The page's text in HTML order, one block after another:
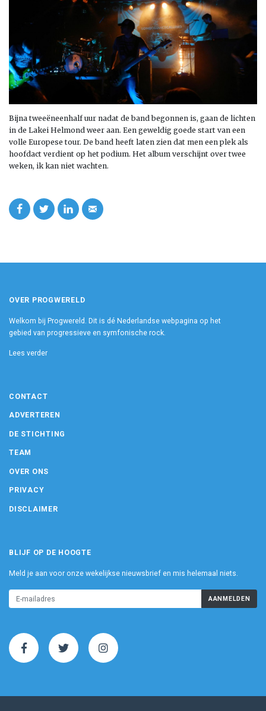
Bijna tweeëneenhalf uur nadat de band begonnen is, gaan de lichten
in de Lakei Helmond weer aan. Een geweldig goede start van een
volle Europese tour. De band heeft laten zien dat men een plek als
hoofdact verdient op het podium. Het album verschijnt over twee
weken, ik kan niet wachten.
OVER PROGWERELD
Welkom bij Progwereld. Dit is dé Nederlandse webpagina op het
gebied van progressieve en symfonische rock.
Lees verder
CONTACT
ADVERTEREN
DE STICHTING
TEAM
OVER ONS
PRIVACY
DISCLAIMER
BLIJF OP DE HOOGTE
Meld je aan voor onze wekelijkse nieuwsbrief en mis helemaal niets.
AANMELDEN